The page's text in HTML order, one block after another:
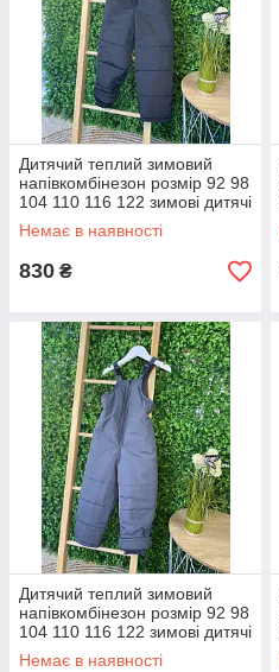
Дитячий теплий зимовий
напівкомбінезон розмір 92 98
104 110 116 122 зимові дитячі
штани
Немає в наявності
830 ₴
Дитячий теплий зимовий
напівкомбінезон розмір 92 98
104 110 116 122 зимові дитячі
штани
Немає в наявності